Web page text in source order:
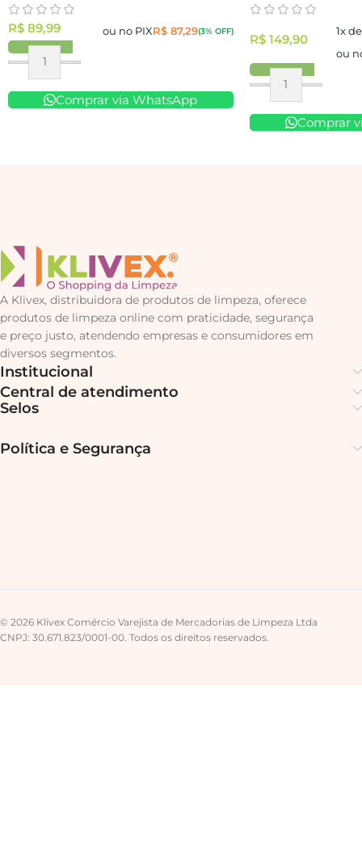
R$ 89,99 ou no PIXR$87,29(3% OFF)
Comprar via WhatsApp
R$149,90
1x de
ou
Comprar
A Klivex, distribuidora de produtos de limpeza, oferece
produtos de limpeza online com praticidade, segurança
e preço justo, atendendo empresas e consumidores em
diversos segmentos.
Institucional
Central de atendimento
Selos
Política e Segurança
© 2026 Klivex Comércio Varejista de Mercadorias de Limpeza Ltda
CNPJ: 30.671.823/0001-00. Todos os direitos reservados.